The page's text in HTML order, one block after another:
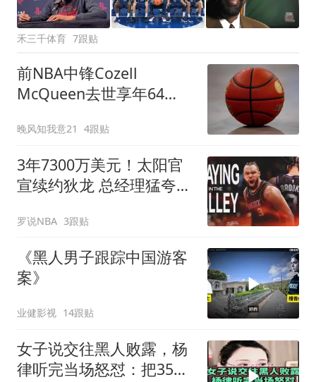
禾三千体育 7跟贴
前NBA中锋Cozell
McQueen去世享年64
年NCAA冠军
晚风知我意21 4跟贴
3年7300万美元！太阳官
宣续约狄龙 总经理猛夸上
罗说NBA 3跟贴
《黑人男子跟踪中国游客
案》
业健影视 14跟贴
女子说交往黑人败露，杨
律听完当场怒怼：把35万